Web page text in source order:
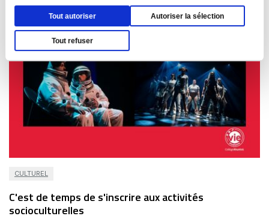
Tout autoriser Autoriser la sélection
Tout refuser
CULTUREL
C'est de temps de s'inscrire aux activités
socioculturelles